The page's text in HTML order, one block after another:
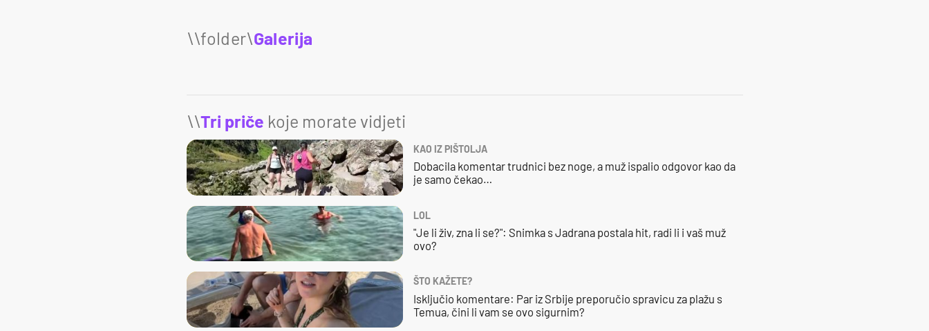
Galerija
\\Tri priče koje morate vidjeti
KAO IZ PIŠTOLJA
Dobacila komentar trudnici bez noge, a muž ispalio odgovor kao da
je samo čekao…
LOL
"Je li živ, zna li se?": Snimka s Jadrana postala hit, radi li i vaš muž
ovo?
ŠTO KAŽETE?
Isključio komentare: Par iz Srbije preporučio spravicu za plažu s
Temua, čini li vam se ovo sigurnim?